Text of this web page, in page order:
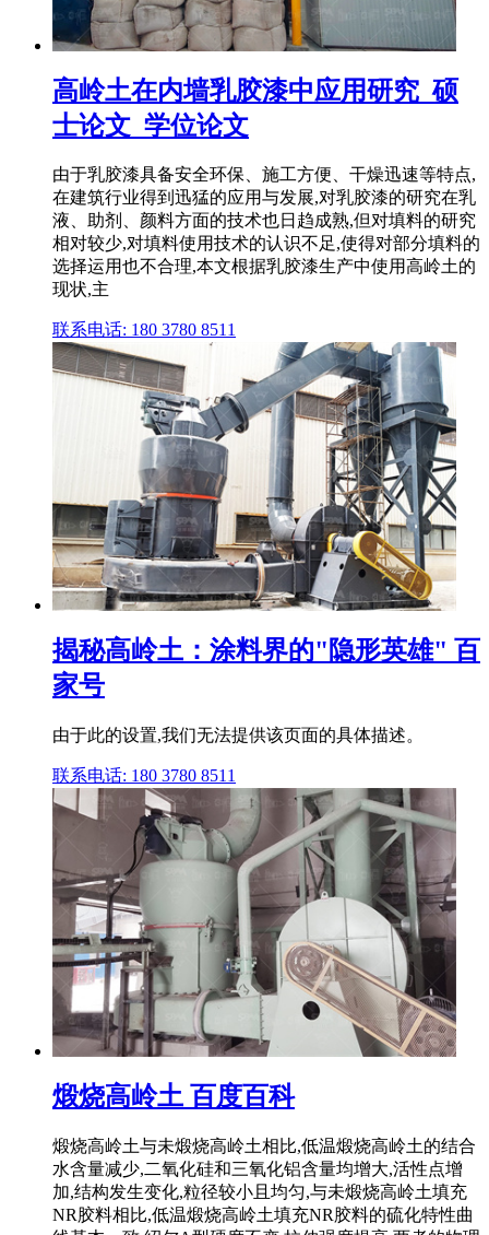
高岭土在内墙乳胶漆中应用研究_硕
士论文_学位论文
由于乳胶漆具备安全环保、施工方便、干燥迅速等特点,
在建筑行业得到迅猛的应用与发展,对乳胶漆的研究在乳
液、助剂、颜料方面的技术也日趋成熟,但对填料的研究
相对较少,对填料使用技术的认识不足,使得对部分填料的
选择运用也不合理,本文根据乳胶漆生产中使用高岭土的
现状,主
联系电话: 180 3780 8511
揭秘高岭土：涂料界的"隐形英雄" 百
家号
由于此的设置,我们无法提供该页面的具体描述。
联系电话: 180 3780 8511
煅烧高岭土 百度百科
煅烧高岭土与未煅烧高岭土相比,低温煅烧高岭土的结合
水含量减少,二氧化硅和三氧化铝含量均增大,活性点增
加,结构发生变化,粒径较小且均匀,与未煅烧高岭土填充
NR胶料相比,低温煅烧高岭土填充NR胶料的硫化特性曲